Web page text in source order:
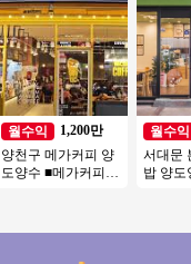
월수익
1,200만
양천구 메가커피 양
도양수 ■메가커피■
월수익
서대문
밥 양도